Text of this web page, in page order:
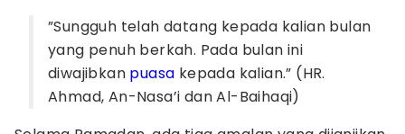
”Sungguh telah datang kepada kalian bulan
yang penuh berkah. Pada bulan ini
diwajibkan puasa kepada kalian.” (HR.
Ahmad, An-Nasa’i dan Al-Baihaqi)